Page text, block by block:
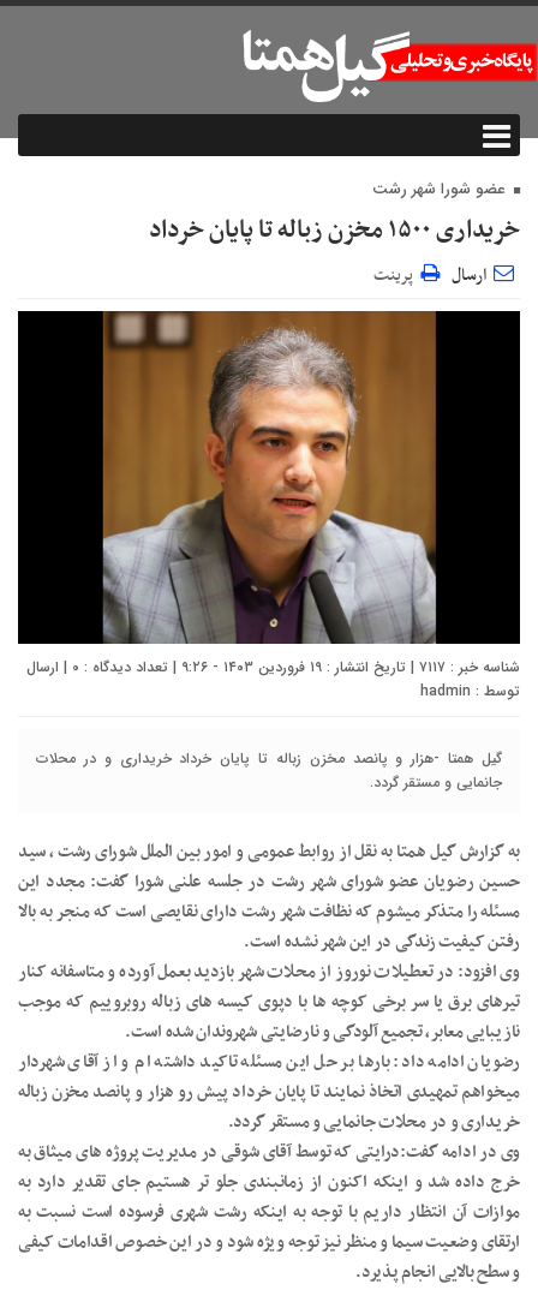
عضو شورا شهر رشت
خریداری ۱۵۰۰ مخزن زباله تا پایان خرداد
ارسال پرینت
شناسه خبر : ۷۱۱۷ | تاریخ انتشار : ۱۹ فروردین ۱۴۰۳ - ۹:۲۶ | تعداد دیدگاه : ۰ | ارسال
توسط : hadmin
گیل همتا -هزار و پانصد مخزن زباله تا پایان خرداد خریداری و در محلات
جانمایی و مستقر گردد.
به گزارش گیل همتا به نقل از روابط عمومی و امور بین الملل شورای رشت ، سید
حسین رضویان عضو شورای شهر رشت در جلسه علنی شورا گفت: مجدد این
مسئله را متذکر میشوم که نظافت شهر رشت دارای نقایصی است که منجر به بالا
رفتن کیفیت زندگی در این شهر نشده است.
وی افزود: در تعطیلات نوروز از محلات شهر بازدید بعمل آورده و متاسفانه کنار
تیرهای برق یا سر برخی کوچه ها با دپوی کیسه های زباله روبروییم که موجب
نازیبایی معابر، تجمیع آلودگی و نارضایتی شهروندان شده است.
رضویان ادامه داد: بارها بر حل این مسئله تاکید داشته ام و از آقای شهردار
میخواهم تمهیدی اتخاذ نمایند تا پایان خرداد پیش رو هزار و پانصد مخزن زباله
خریداری و در محلات جانمایی و مستقر گردد.
وی در ادامه گفت:درایتی که توسط آقای شوقی در مدیریت پروژه های میثاق به
خرج داده شد و اینکه اکنون از زمانبندی جلو تر هستیم جای تقدیر دارد به
موازات آن انتظار داریم با توجه به اینکه رشت شهری فرسوده است نسبت به
ارتقای وضعیت سیما و منظر نیز توجه ویژه شود و در این خصوص اقدامات کیفی
و سطح بالایی انجام پذیرد.